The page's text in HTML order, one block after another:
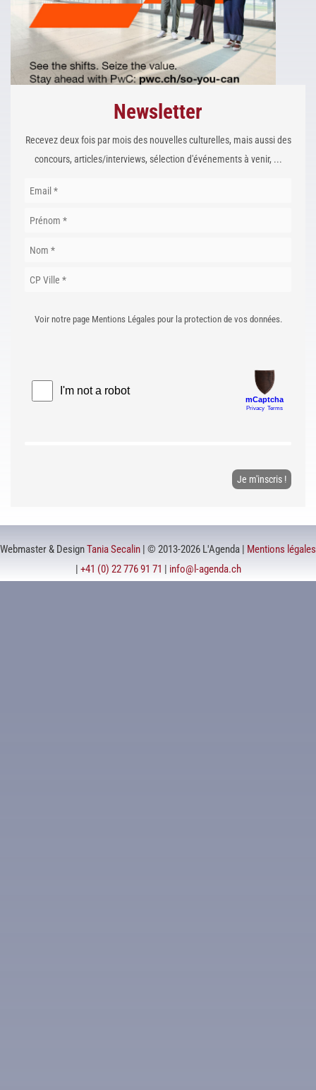
Newsletter
Recevez deux fois par mois des nouvelles culturelles, mais aussi des
concours, articles/interviews, sélection d'événements à venir, ...
Voir notre page Mentions Légales pour la protection de vos données.
Webmaster & DesignTania Secalin | © 2013-2026 L'Agenda | Mentions légales
| +41 (0) 22 776 91 71 | info@l-agenda.ch